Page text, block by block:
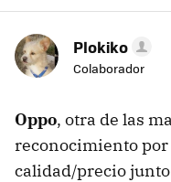
Plokiko
Colaborador
Oppo, otra de las
reconocimiento
calidad/precio junto